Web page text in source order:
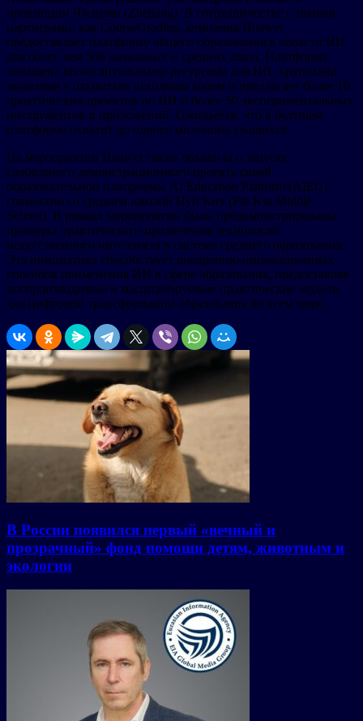
провинции Чжэцзян (Zhejiang). В сотрудничестве с такими
партнерами, как CourseGrading, компания Huawei
предоставляет платформу общего образования в области ИИ
для более чем 500 начальных и средних школ. Платформа
оснащена вычислительными ресурсами для ИИ, крупными
моделями с открытым исходным кодом и предлагает более 10
практических проектов по ИИ и более 50 экспериментальных
инструментов и приложений. Ожидается, что в будущем
платформа охватит до одного миллиона учащихся.
На мероприятии Huawei также объявила о запуске
глобального демонстрационного проекта своей
образовательной платформы AI Education Platform (AIEC)
совместно со средней школой Пуй Киу (Pui Kiu Middle
School). В рамках мероприятии были продемонстрированы
примеры практического применения технологий
искусственного интеллекта в системе среднего образования.
Эта инициатива способствует внедрению инновационных
способов применения ИИ в сфере образования, предоставляя
воспроизводимые и масштабируемые практические модели
для цифровой трансформации образования во всем мире.
В России появился первый «вечный и
прозрачный» фонд помощи детям, животным и
экологии